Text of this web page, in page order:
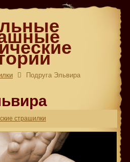
Подруга Эльвира
страшилки